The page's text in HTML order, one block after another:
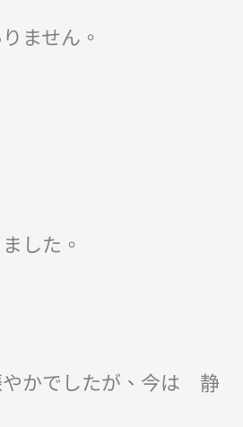
ません。
した。
かでしたが、今は 静